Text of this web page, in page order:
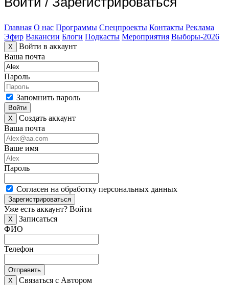
Главная О нас Программы Спецпроекты Контакты Реклама
Эфир Вакансии Блоги Подкасты Мероприятия Выборы-2026
X
Войти в аккаунт
Ваша почта
Пароль
Запомнить пароль
Войти
X
Создать аккаунт
Ваша почта
Ваше имя
Пароль
Согласен на обработку персональных данных
Зарегистрироваться
Уже есть аккаунт? Войти
X
Записаться
ФИО
Телефон
Отправить
X
Связаться с Автором